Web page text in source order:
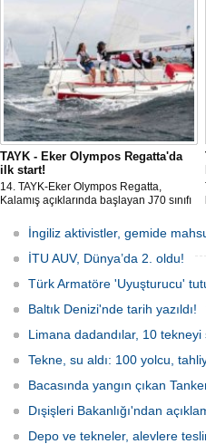
TAYK - Eker Olympos Regatta'da
ilk start!
14. TAYK-Eker Olympos Regatta,
Kalamış açıklarında başlayan J70 sınıfı
gün boyunca yelken coşkusuyla
buluşturacak organizasyonun ilk
gününde 9 tekne rüzgârla buluştu.
İngiliz aktivistler, gemide
İTU AUV, Dünya’da 2. oldu!
Türk Armatöre 'Uyuşturucu'
Baltık Denizi'nde tarih yazıldı!
Limana dadandılar, 10 tekneyi
Tekne, su aldı: 100 yolcu,
Bacasında yangın çıkan
Dışişleri Bakanlığı'ndan
Depo ve tekneler, alevlere